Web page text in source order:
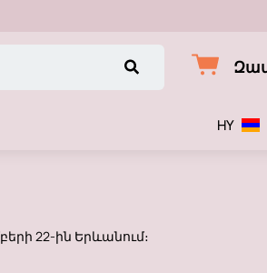
HY
22-ին Երևանում։